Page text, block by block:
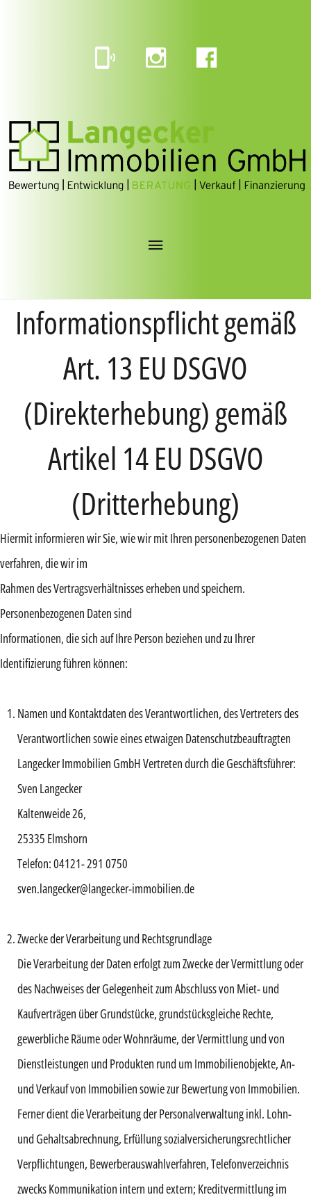
Informationspflicht gemäß
Art. 13 EU DSGVO
(Direkterhebung) gemäß
Artikel 14 EU DSGVO
(Dritterhebung)
Hiermit informieren wir Sie, wie wir mit Ihren personenbezogenen Daten
verfahren, die wir im
Rahmen des Vertragsverhältnisses erheben und speichern.
Personenbezogenen Daten sind
Informationen, die sich auf Ihre Person beziehen und zu Ihrer
Identifizierung führen können:
Namen und Kontaktdaten des Verantwortlichen, des Vertreters des
Verantwortlichensowie eines etwaigen Datenschutzbeauftragten
Langecker Immobilien GmbH Vertreten durch die Geschäftsführer:
Sven Langecker
Kaltenweide 26,
25335 Elmshorn
Telefon: 04121- 291 0750
sven.langecker@langecker-immobilien.de
Zwecke der Verarbeitung und Rechtsgrundlage
Die Verarbeitung der Daten erfolgt zum Zwecke der Vermittlung oder
des Nachweises der Gelegenheit zum Abschluss von Miet- und
Kaufverträgen über Grundstücke, grundstücksgleiche Rechte,
gewerbliche Räume oder Wohnräume, der Vermittlung und von
Dienstleistungen und Produkten rund um Immobilienobjekte, An-
und Verkauf von Immobilien sowie zur Bewertung von Immobilien.
Ferner dient die Verarbeitung der Personalverwaltung inkl. Lohn-
und Gehaltsabrechnung, Erfüllung sozialversicherungsrechtlicher
Verpflichtungen, Bewerberauswahlverfahren, Telefonverzeichnis
zwecks Kommunikation intern und extern; Kreditvermittlung im